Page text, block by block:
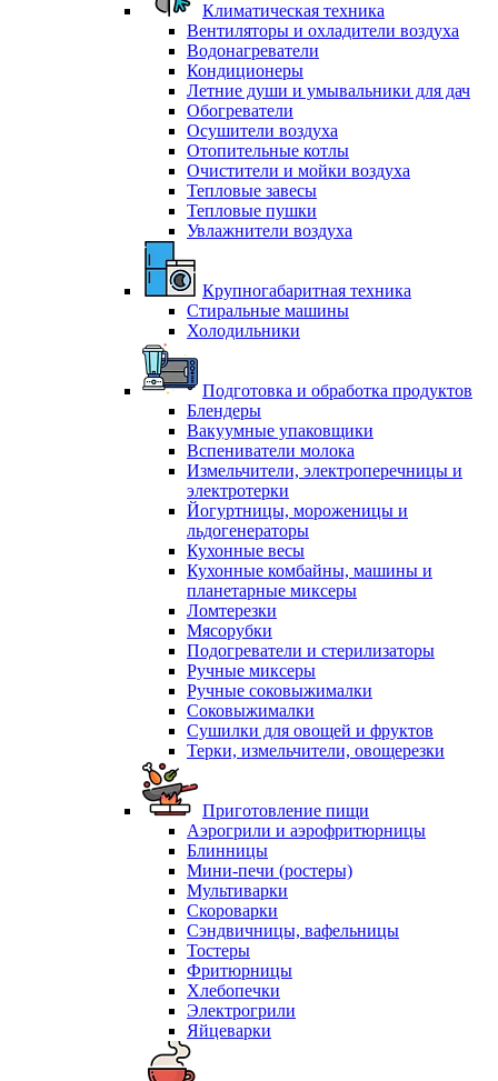
Климатическая техника
Вентиляторы и охладители воздуха
Водонагреватели
Кондиционеры
Летние души и умывальники для дач
Обогреватели
Осушители воздуха
Отопительные котлы
Очистители и мойки воздуха
Тепловые завесы
Тепловые пушки
Увлажнители воздуха
Крупногабаритная техника
Стиральные машины
Холодильники
Подготовка и обработка продуктов
Блендеры
Вакуумные упаковщики
Вспениватели молока
Измельчители, электроперечницы и
электротерки
Йогуртницы, мороженицы и
льдогенераторы
Кухонные весы
Кухонные комбайны, машины и
планетарные миксеры
Ломтерезки
Мясорубки
Подогреватели и стерилизаторы
Ручные миксеры
Ручные соковыжималки
Соковыжималки
Сушилки для овощей и фруктов
Терки, измельчители, овощерезки
Приготовление пищи
Аэрогрили и аэрофритюрницы
Блинницы
Мини-печи (ростеры)
Мультиварки
Скороварки
Сэндвичницы, вафельницы
Тостеры
Фритюрницы
Хлебопечки
Электрогрили
Яйцеварки